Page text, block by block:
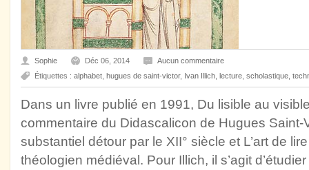
Sophie Déc 06, 2014
Aucun commentaire
Étiquettes : alphabet hugues de saint-victor, Ivan Illich lecture scholastique
Dans un livre publié en 1991, Du lisible au
commentaire du Didascalicon de Hugues Saint-
substantiel détour par le XII° siècle et L’art de
théologien médiéval. Pour Illich, il s’agit